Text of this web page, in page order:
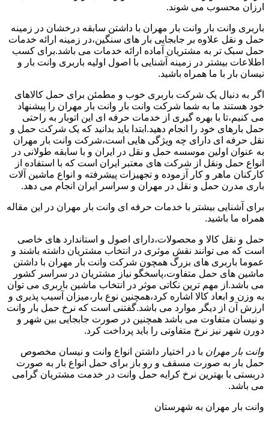
ارزان محسوب می شوند.
باربری وانت بار وانت بار مهران با داشتن سابقه درخشان در زمینه
حمل و نقل علاوه بر جابجایی بار های سنگین،در زمینه ارائه خدمات
حمل سبک تر به مشتریان آماده ارائه خدمات می باشد.برای کسب
اطلاعات بیشتر در زمینه آشنایی با اصول اولیه باربری وانت بار و
نیسان بار با ما همراه باشید.
اگر به دنبال یک شرکت باربری خوب و مطمئن برای حمل کالاهای
خود هستند ما به شما شرکت وانت بار وانت بار مهران را پیشنهاد
می کنیم،تا با بهره گیری از خدمات حرفه ای این اتوبار به راحتی
حمل بارهای خود را انجام دهید.ابتدا باید بدانید که یک شرکت حمل و
نقل حرفه ای دارای چه ویژگی هایی است،شرکت وانت بار مهران
به عنوان اولین موسسه حمل و نقل در ایران و با سابقه طولانی در
انواع حمل ونقل از شرکت های معتبر ایران است که با استفاده از
کارکنان ماهر و کار آزموده و تجهیزات پیشرفته و انواع ماشین آلات
باری مدرن حمل و نقل در مهران و سراسر ایران انجام می دهد.
برای آشنایی بیشتر با خدمات حرفه ای وانت بار مهران در این مقاله
همراه ما باشید.
حمل و نقل کالا و محصولات،دارای اصول و استاندارد های خاصی
است که می توانند نقش موثری در انتخاب مشتریان داشته باشند و
عموما باربری های بزرگ همچون شرکت وانت بار مهران با داشتن
ماشین های حمل متفاوت،پاسخگو نیاز مشتریان در سراسر کشور
می باشد.از مهم ترین نکاتی موثر در انتخاب ماشین باربری می توان
به وزن و ابعاد کالا اشاره کرد،همچنین نوع بار،میزان آسیب پذیری و
ارزش آن از دیگر موارد می باشد.گفتنی است که نرخ حمل بار وانت
و نیسان متفاوت می باشد همچنین در صورت جابجایی بین شهر و
دورن شهر نیز نرخ متفاوتی را باید پرداخت کرد.
وانت بار مهران با در اختیار داشتن انواع وانت و نیسان مخصوص
حمل بار به صورت مسقف و رو باز برای حمل انواع بار به صورت
دربستی با بهترین نرخ کرایه حمل وانت در خدمت مشتریان گرامی
می باشد.
وانت بار مهران به شهرستان